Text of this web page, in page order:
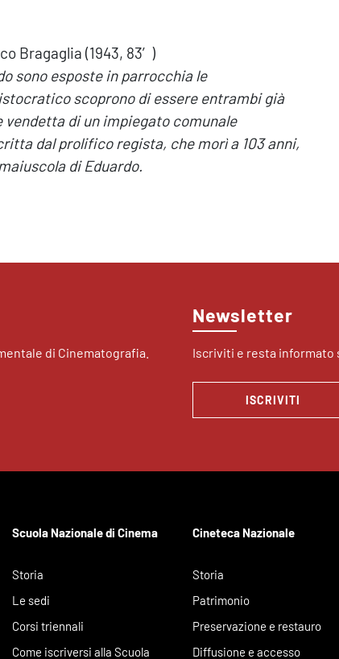
Bragaglia (1943, 83′)
sono esposte in parrocchia le
scoprono di essere entrambi già
vendetta di un impiegato comunale
dal prolifico regista, che morì a 103 anni,
di Eduardo.
di Cinematografia.
Newsletter
Iscriviti e resta informato
ISCRIVITI
Scuola Nazionale di Cinema
Storia
Le sedi
Corsi triennali
Come iscriversi alla Scuola
Cineteca Nazionale
Storia
Patrimonio
Preservazione e restauro
Diffusione e accesso